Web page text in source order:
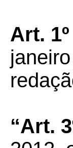
Art. 1º
“Art.